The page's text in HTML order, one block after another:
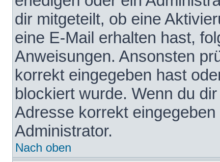
dir mitgeteilt, ob eine
eine E-Mail erhalten hast,
Anweisungen. Ansonsten
korrekt eingegeben hast
blockiert wurde. Wenn du
Adresse korrekt
Administrator.
Nach oben